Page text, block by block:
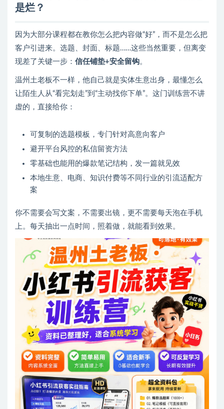
是烂？
因为大部分课程都在教你怎么把内容做“好”，而不是怎么把
客户引进来。选题、封面、标题……这些当然重要，但离变
现差了关键一步： 信任铺垫+安全留钩。
温州土老板不一样，他自己就是实体生意出身，最懂怎么
让陌生人从“看完划走”到“主动找你下单”。这门训练营不讲
虚的，直接给你：
可复制的选题模板，专门针对高意向客户
避开平台风控的私信留资方法
零基础也能用的爆款笔记结构，发一篇就见效
本地生意、电商、知识付费等不同行业的引流适配方
案
你不需要会写文案，不需要出镜，更不需要每天泡在手机
上。每天抽出一点时间，照着做，就能看到效果。